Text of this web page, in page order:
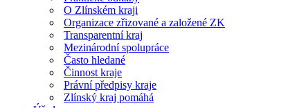
O Zlínském kraji
Organizace zřizované a založené ZK
Transparentní kraj
Mezinárodní spolupráce
Často hledané
Činnost kraje
Právní předpisy kraje
Zlínský kraj pomáhá